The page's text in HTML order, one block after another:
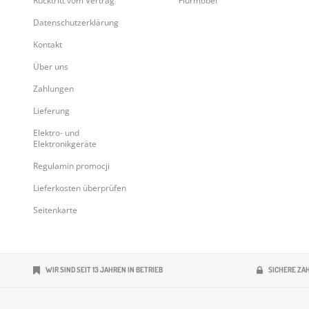
Datenschutzerklärung
Kontakt
Über uns
Zahlungen
Lieferung
Elektro- und
Elektronikgeräte
Regulamin promocji
Lieferkosten überprüfen
Seitenkarte
WIR SIND SEIT 13 JAHREN IN BETRIEB SICHERE